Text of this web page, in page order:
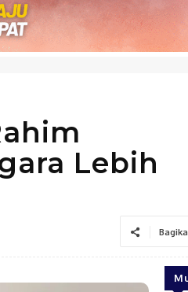
Lebih